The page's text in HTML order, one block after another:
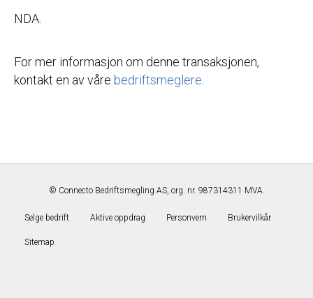
NDA.
For mer informasjon om denne transaksjonen,
kontakt en av våre bedriftsmeglere
© Connecto Bedriftsmegling AS, org. nr. 987314311 MVA.
Selge bedrift Aktive oppdrag Personvern Brukervilkår
Sitemap